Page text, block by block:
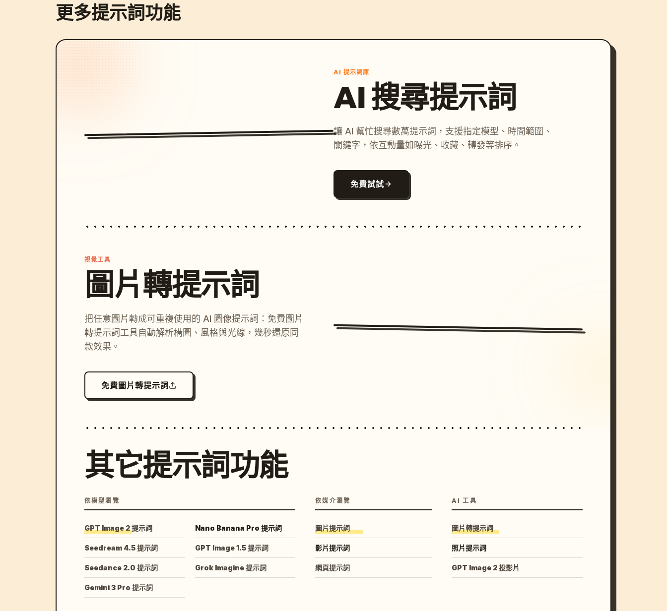
更多提示詞功能
AI 提示詞庫
AI 搜尋提示詞
讓 AI 幫忙搜尋數萬提示詞，支援指定模型、時間範圍、
關鍵字，依互動量如曝光、收藏、轉發等排序。
免費試試
視覺工具
圖片轉提示詞
把任意圖片轉成可重複使用的 AI 圖像提示詞：免費圖片
轉提示詞工具自動解析構圖、風格與光線，幾秒還原同
款效果。
免費圖片轉提示詞
其它提示詞功能
依模型瀏覽
GPT Image 2 提示詞 Nano Banana Pro 提示詞
Seedream 4.5 提示詞 GPT Image 1.5 提示詞
Seedance 2.0 提示詞 Grok Imagine 提示詞
Gemini 3 Pro 提示詞
依媒介瀏覽
圖片提示詞
影片提示詞
網頁提示詞
AI 工具
圖片轉提示詞
照片提示詞
GPT Image 2 投影片